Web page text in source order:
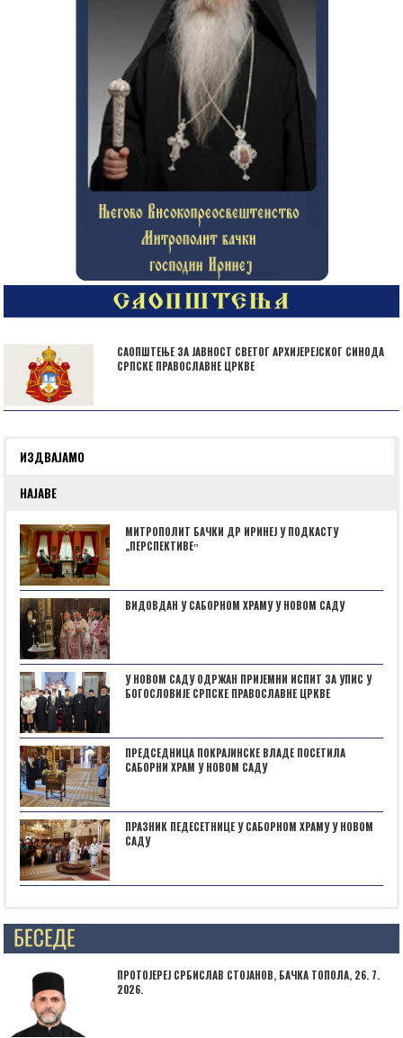
САОПШТЕЊЕ ЗА ЈАВНОСТ СВЕТОГ АРХИЈЕРЕЈСКОГ СИНОДА
СРПСКЕ ПРАВОСЛАВНЕ ЦРКВЕ
ИЗДВАЈАМО
НАЈАВЕ
МИТРОПОЛИТ БАЧКИ ДР ИРИНЕЈ У ПОДКАСТУ
„ПЕРСПЕКТИВЕˮ
ВИДОВДАН У САБОРНОМ ХРАМУ У НОВОМ САДУ
У НОВОМ САДУ ОДРЖАН ПРИЈЕМНИ ИСПИТ ЗА УПИС У
БОГОСЛОВИЈЕ СРПСКЕ ПРАВОСЛАВНЕ ЦРКВЕ
ПРЕДСЕДНИЦА ПОКРАЈИНСКЕ ВЛАДЕ ПОСЕТИЛА
САБОРНИ ХРАМ У НОВОМ САДУ
ПРАЗНИК ПЕДЕСЕТНИЦЕ У САБОРНОМ ХРАМУ У НОВОМ
САДУ
Posts not found
ПРОТОЈЕРЕЈ СРБИСЛАВ СТОЈАНОВ, БАЧКА ТОПОЛА, 26. 7.
2026.